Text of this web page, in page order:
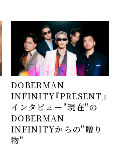
DOBERMAN
INFINITY『PRESENT』
インタビュー――"現在"の
DOBERMAN
INFINITYからの"贈り
物"